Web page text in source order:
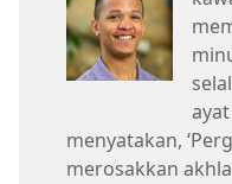
menyatakan,
merosakkan